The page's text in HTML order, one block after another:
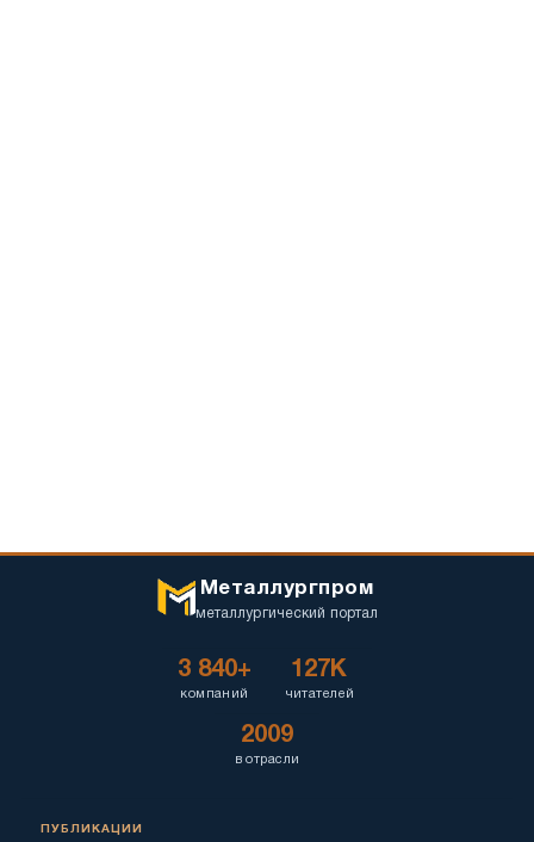
Металлургпром
металлургический портал
3 840+
компаний
127K
читателей
2009
в отрасли
ПУБЛИКАЦИИ